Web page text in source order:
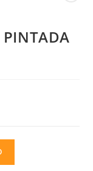
PINTADA